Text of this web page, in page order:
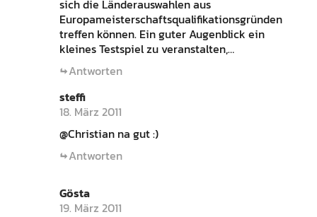
sich die Länderauswahlen aus
Europameisterschaftsqualifikationsgründen
treffen können. Ein guter Augenblick ein
kleines Testspiel zu veranstalten,…
Antworten
steffi
18. März 2011
@Christian na gut :)
Antworten
Gösta
19. März 2011